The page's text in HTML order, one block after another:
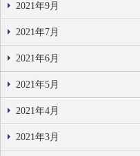
2021年9月
2021年7月
2021年6月
2021年5月
2021年4月
2021年3月